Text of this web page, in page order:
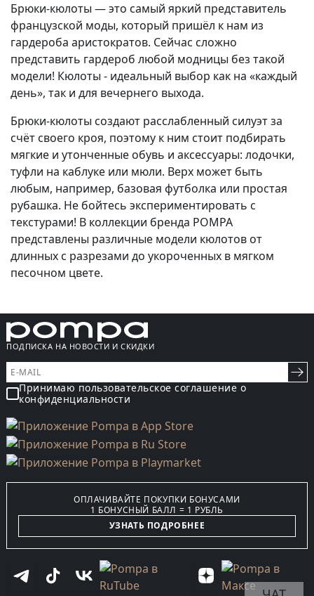
Брюки-кюлоты — это самый яркий представитель
французской моды, который пришёл к нам из
гардероба аристократов. Сейчас сложно
представить гардероб любой модницы без такой
модели! Кюлоты - идеальный выбор как на «каждый
день», так и для вечернего выхода.
Брюки-кюлоты создают расслабленный силуэт за
счёт своего кроя, поэтому к ним стоит подбирать
мягкие и утонченные обувь и аксессуары: лодочки,
туфли на каблуке или мюли. Верх может быть
любым, например, базовая футболка или простая
рубашка. Не бойтесь экспериментировать с
текстурами! В коллекции бренда POMPA
представлены различные модели кюлотов от
длинных с разрезами до укороченных в мягком
песочном цвете.
ПОДПИСКА НА НОВОСТИ И СКИДКИ
Принимаю пользовательское соглашение о
конфиденциальности
ОПЛАЧИВАЙТЕ ПОКУПКИ БОНУСАМИ
1 БОНУСНЫЙ БАЛЛ = 1 РУБЛЬ
УЗНАТЬ ПОДРОБНЕЕ